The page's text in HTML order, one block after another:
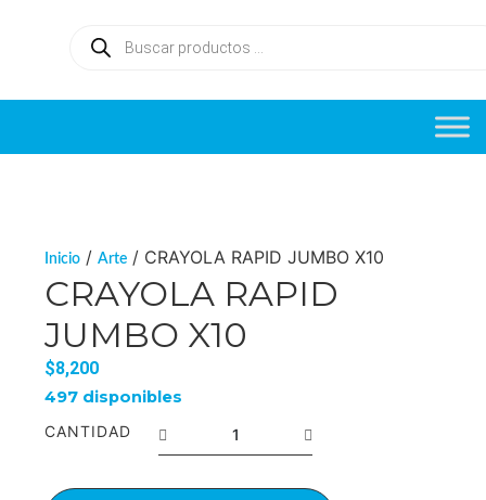
Inicio / Arte / CRAYOLA RAPID JUMBO X10
CRAYOLA RAPID
JUMBO X10
$8,200
497 disponibles
CANTIDAD